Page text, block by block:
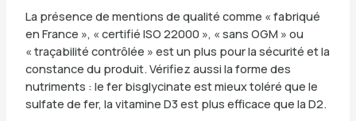
La présence de mentions de qualité comme « fabriqué
en France », « certifié ISO 22000 », « sans OGM » ou
« traçabilité contrôlée » est un plus pour la sécurité et la
constance du produit. Vérifiez aussi la forme des
nutriments : le fer bisglycinate est mieux toléré que le
sulfate de fer, la vitamine D3 est plus efficace que la D2.